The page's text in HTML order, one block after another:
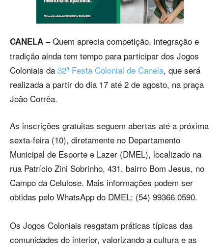
CANELA –Quem aprecia competição, integração e
tradição ainda tem tempo para participar dos Jogos
Coloniais da 32ª Festa Colonial de Canela, que será
realizada a partir do dia 17 até 2 de agosto, na praça
João Corrêa.
As inscrições gratuitas seguem abertas até a próxima
sexta-feira (10), diretamente no Departamento
Municipal de Esporte e Lazer (DMEL), localizado na
rua Patrício Zini Sobrinho, 431, bairro Bom Jesus, no
Campo da Celulose. Mais informações podem ser
obtidas pelo WhatsApp do DMEL: (54) 99366.0590.
Os Jogos Coloniais resgatam práticas típicas das
comunidades do interior, valorizando a cultura e as